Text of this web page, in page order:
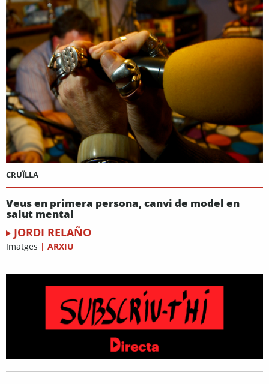
CRUÏLLA
Veus en primera persona, canvi de model en
salut mental
JORDI RELAÑO
Imatges | ARXIU